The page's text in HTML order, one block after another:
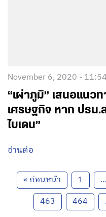
November 6, 2020 - 11:54
“เผ่าภูมิ” เสนอแนว
เศรษฐกิจ หาก ปธน.
ไบเดน”
อ่านต่อ
« ก่อนหน้า 1 …
463
464